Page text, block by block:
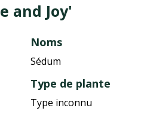
and Joy'
Noms
Sédum
Type de plante
Type inconnu